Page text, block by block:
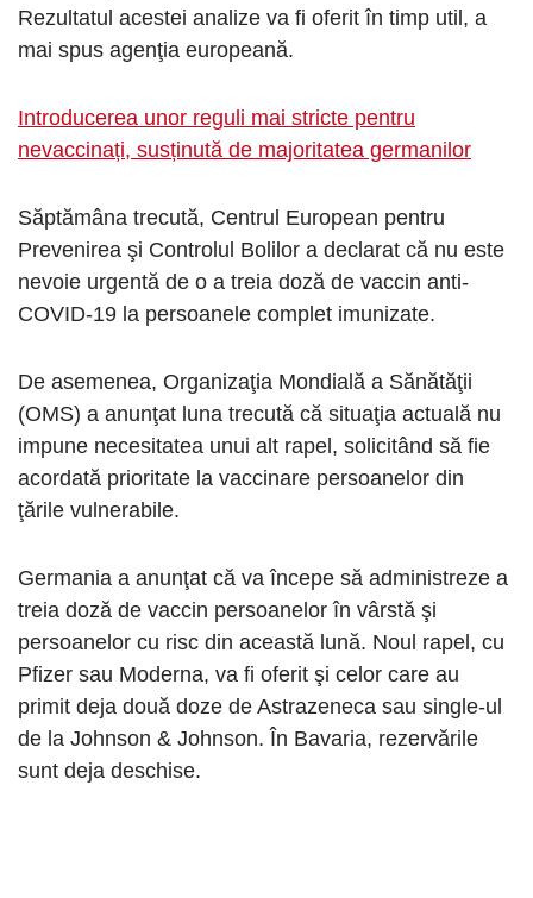
Rezultatul acestei analize va fi oferit în timp util, a
mai spus agenţia europeană.
Introducerea unor reguli mai stricte pentru
nevaccinați, susținută de majoritatea germanilor
Săptămâna trecută, Centrul European pentru
Prevenirea şi Controlul Bolilor a declarat că nu este
nevoie urgentă de o a treia doză de vaccin anti-
COVID-19 la persoanele complet imunizate.
De asemenea, Organizaţia Mondială a Sănătăţii
(OMS) a anunţat luna trecută că situaţia actuală nu
impune necesitatea unui alt rapel, solicitând să fie
acordată prioritate la vaccinare persoanelor din
ţările vulnerabile.
Germania a anunţat că va începe să administreze a
treia doză de vaccin persoanelor în vârstă şi
persoanelor cu risc din această lună. Noul rapel, cu
Pfizer sau Moderna, va fi oferit şi celor care au
primit deja două doze de Astrazeneca sau single-ul
de la Johnson & Johnson. În Bavaria, rezervările
sunt deja deschise.